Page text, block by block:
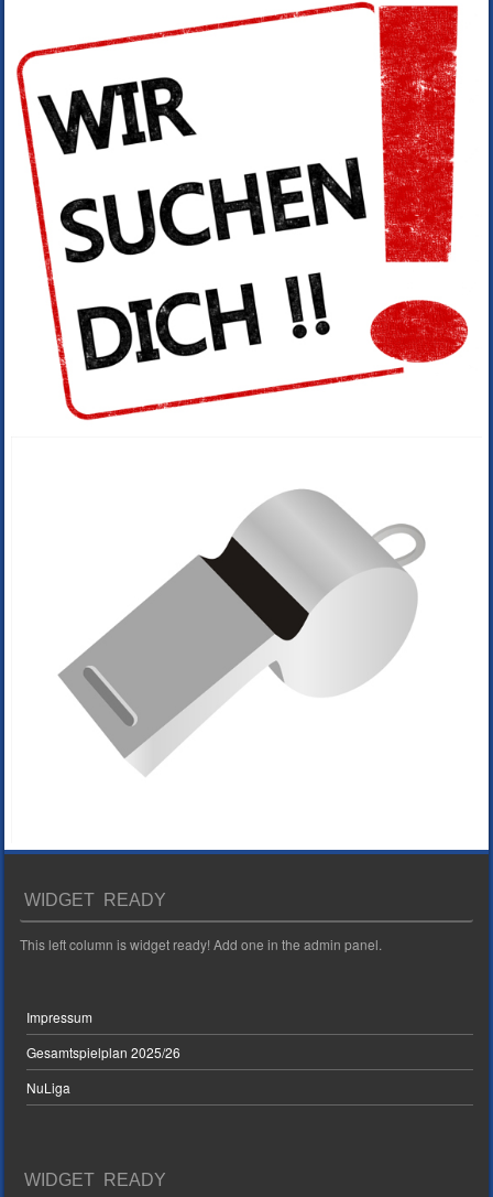
WIDGET READY
This left column is widget ready! Add one in the admin panel.
Impressum
Gesamtspielplan 2025/26
NuLiga
WIDGET READY